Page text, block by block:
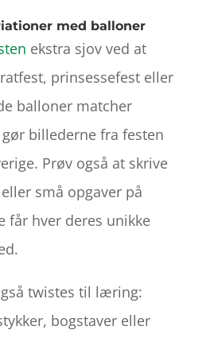
med balloner
ekstra sjov ved at
prinsessefest eller
balloner matcher
billederne fra festen
Prøv også at skrive
små opgaver på
får hver deres unikke
twistes til læring:
bogstaver eller